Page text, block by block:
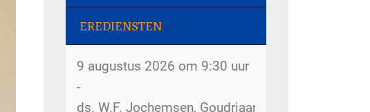
2026 Dorpsstraat 207
Rommelmarkt - 8 augustus
2026 Dorpsstraat 207
Gemeenteweekend - 31 juli
2026
juli 2026
EREDIENSTEN
9 augustus 2026 om 9:30 uur
-
ds. W.F. Jochemsen, Goudriaan